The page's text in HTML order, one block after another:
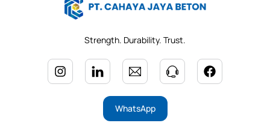
Strength. Durability. Trust.
WhatsApp